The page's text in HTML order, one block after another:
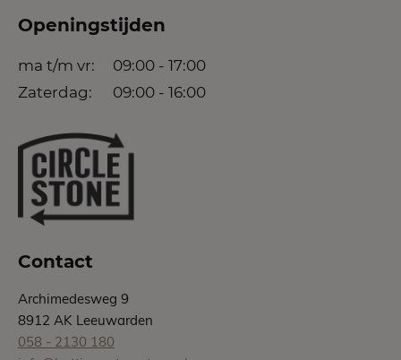
Openingstijden
ma t/m vr:
09:00 - 17:00
Zaterdag:
09:00 - 16:00
Contact
Archimedesweg 9
8912 AK Leeuwarden
058 - 2130 180